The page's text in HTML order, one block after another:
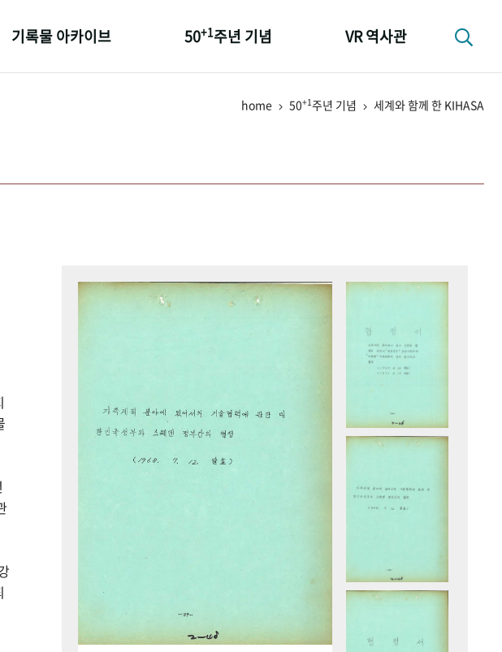
기록물 아카이브 50+1주년 기념
성과 50선
VR 역사관
home 50+1주년 기념 세계와 함께 한 KIHASA